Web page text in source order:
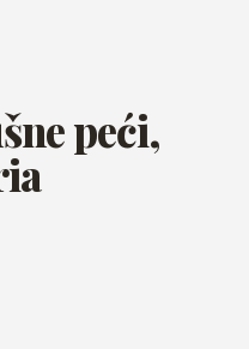
peći,